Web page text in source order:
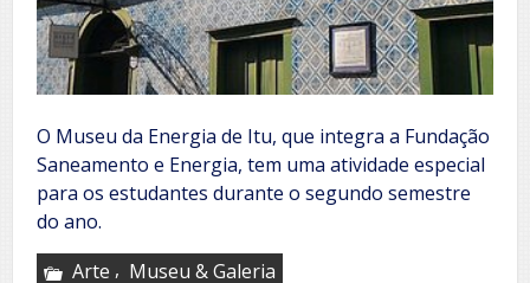
O Museu da Energia de Itu, que integra a Fundação
Saneamento e Energia, tem uma atividade especial
para os estudantes durante o segundo semestre
do ano.
Arte , Museu & Galeria